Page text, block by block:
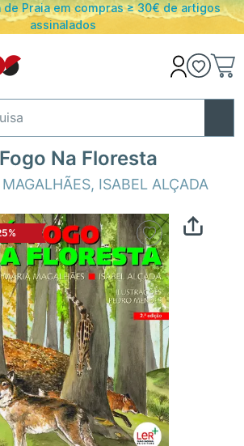
de Praia em compras ≥ 30€ de artigos
assinalados
Na Floresta
, ISABEL ALÇADA